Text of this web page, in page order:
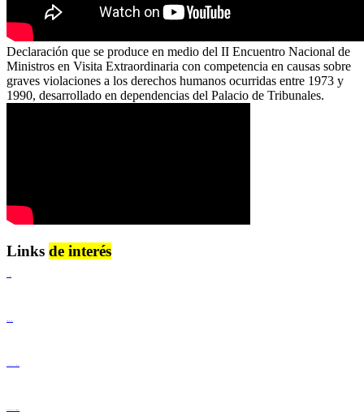
Declaración que se produce en medio del II Encuentro Nacional de
Ministros en Visita Extraordinaria con competencia en causas sobre
graves violaciones a los derechos humanos ocurridas entre 1973 y
1990, desarrollado en dependencias del Palacio de Tribunales.
Links de interés